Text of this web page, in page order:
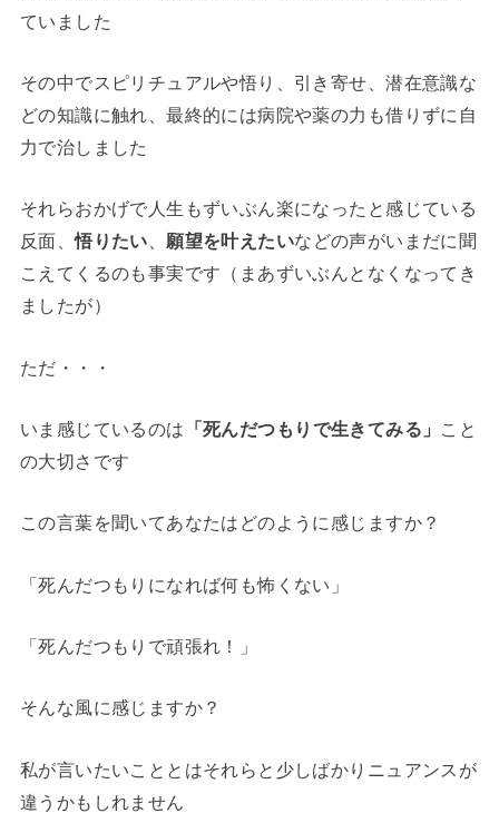
ていました
その中でスピリチュアルや悟り、引き寄せ、潜在意識な
どの知識に触れ、最終的には病院や薬の力も借りずに自
力で治しました
それらおかげで人生もずいぶん楽になったと感じている
反面、悟りたい 願望を叶えたいなどの声がいまだに聞
こえてくるのも事実です（まあずいぶんとなくなってき
ましたが）
ただ・・・
いま感じているのは 「死んだつもりで生きてみる」 こと
の大切さです
この言葉を聞いてあなたはどのように感じますか？
「死んだつもりになれば何も怖くない」
「死んだつもりで頑張れ！」
そんな風に感じますか？
私が言いたいこととはそれらと少しばかりニュアンスが
違うかもしれません